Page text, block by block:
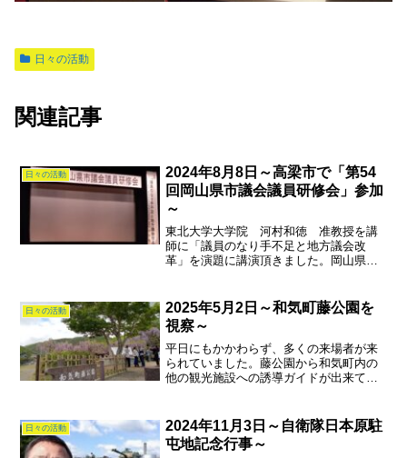
日々の活動
関連記事
日々の活動
2024年8月8日～高梁市で「第54
回岡山県市議会議員研修会」参加
～
東北大学大学院 河村和徳 准教授を講
師に「議員のなり手不足と地方議会改
革」を演題に講演頂きました。岡山県市
催となった場合、どこで開催するのでし
ょうか？赤磐より人口の少...
日々の活動
2025年5月2日～和気町藤公園を
視察～
平日にもかかわらず、多くの来場者が来
られていました。藤公園から和気町内の
他の観光施設への誘導ガイドが出来てい
週、熊山英国庭園でスプリングフェスタ
が開催されますが、多くの来...
日々の活動
2024年11月3日～自衛隊日本原駐
屯地記念行事～